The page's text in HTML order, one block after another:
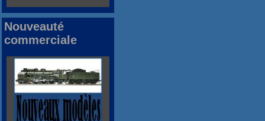
Nouveauté
commerciale